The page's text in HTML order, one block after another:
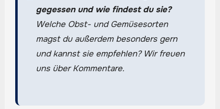
gegessen und wie findest du sie?
Welche Obst- und Gemüsesorten
magst du außerdem besonders gern
und kannst sie empfehlen? Wir freuen
uns über Kommentare.